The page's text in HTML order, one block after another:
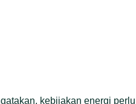
kebijakan energi perlu